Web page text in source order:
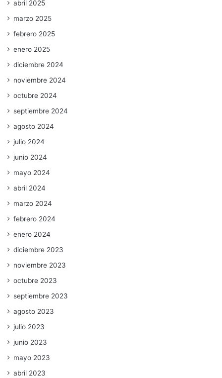
abril 2025
marzo 2025
febrero 2025
enero 2025
diciembre 2024
noviembre 2024
octubre 2024
septiembre 2024
agosto 2024
julio 2024
junio 2024
mayo 2024
abril 2024
marzo 2024
febrero 2024
enero 2024
diciembre 2023
noviembre 2023
octubre 2023
septiembre 2023
agosto 2023
julio 2023
junio 2023
mayo 2023
abril 2023